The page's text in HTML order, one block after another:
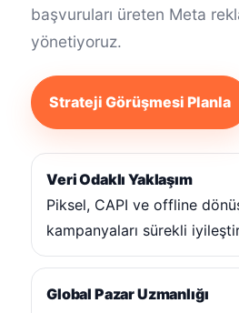
başvuruları üreten Meta
yönetiyoruz.
Strateji Görüşmesi Planla
Veri Odaklı Yaklaşım
Piksel, CAPI ve offline
kampanyaları sürekli
Global Pazar Uzmanlığı